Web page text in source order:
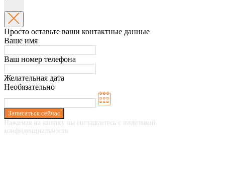
Просто оставьте ваши контактные данные
Ваше имя
Ваш номер телефона
Желательная дата
Необязательно
Записаться сейчас
Нажимая на кнопку вы соглашаетесь с политикой
конфиденциальности